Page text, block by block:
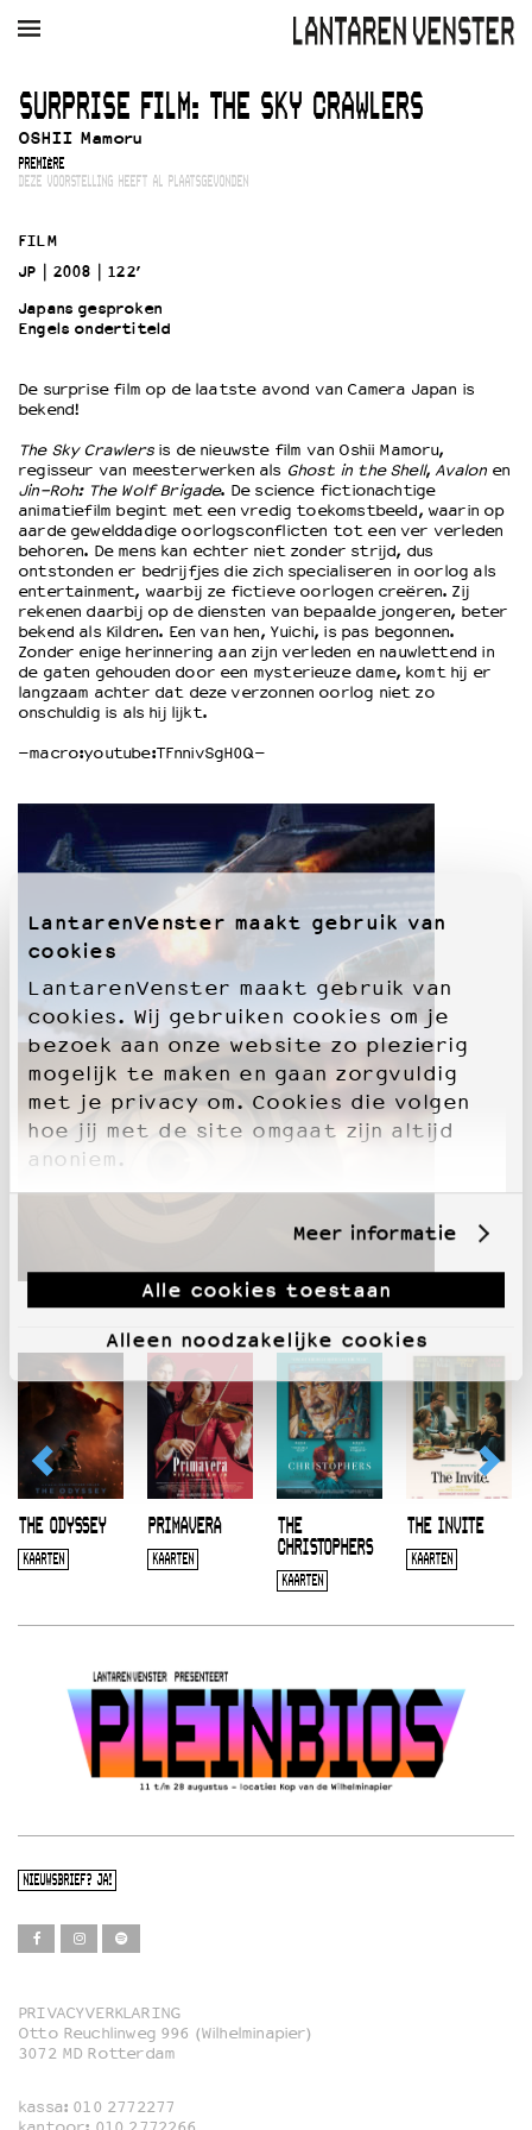
LantarenVenster maakt gebruik van
cookies
LantarenVenster maakt gebruik van
cookies. Wij gebruiken cookies om je
bezoek aan onze website zo plezierig
mogelijk te maken en gaan zorgvuldig
met je privacy om. Cookies die volgen
hoe jij met de site omgaat zijn altijd
anoniem.
Meer informatie
Alle cookies toestaan
Alleen noodzakelijke cookies
AGENDA FILM MUZIEK RESTAURANT VERHUUR
Winkelmandje
Zoek
Openingstijden & contact
Bereikbaarheid
EDUCATIE
Schoolvoorstellingen
Filmprogramma’s Primair Onderwijs
Filmprogramma’s VO/MBO
Speciale educatieprogramma’s
OVER LANTARENVENSTER
Wat we doen
Werken bij
Wie is wie
Word vriend
Partners
Integriteits- en gedragscode
Duurzaamheid
Culturele boycot Israël
Ruimte voor artistieke vrijheid – VNPF
SURPRISE FILM: THE SKY CRAWLERS
OSHII Mamoru
PREMIÈRE
DEZE VOORSTELLING HEEFT AL PLAATSGEVONDEN
FILM
JP
2008
122’
Japans gesproken
Engels ondertiteld
De surprise film op de laatste avond van Camera Japan is
bekend!
The Sky Crawlersis de nieuwste film van Oshii Mamoru,
regisseur van meesterwerken als Ghost in the Shell,Avalonen
Jin-Roh: The Wolf Brigade. De science fictionachtige
animatiefilm begint met een vredig toekomstbeeld, waarin op
aarde gewelddadige oorlogsconflicten tot een ver verleden
behoren. De mens kan echter niet zonder strijd, dus
ontstonden er bedrijfjes die zich specialiseren in oorlog als
entertainment, waarbij ze fictieve oorlogen creëren. Zij
rekenen daarbij op de diensten van bepaalde jongeren, beter
bekend als Kildren. Een van hen, Yuichi, is pas begonnen.
Zonder enige herinnering aan zijn verleden en nauwlettend in
de gaten gehouden door een mysterieuze dame, komt hij er
langzaam achter dat deze verzonnen oorlog niet zo
onschuldig is als hij lijkt.
–macro:youtube:TFnnivSgH0Q–
THE ODYSSEY
KAARTEN
PRIMAVERA
KAARTEN
THE
CHRISTOPHERS
KAARTEN
THE INVITE
KAARTEN
NIEUWSBRIEF? JA!
Film
Familie
PRIVACYVERKLARING
Otto Reuchlinweg 996 (Wilhelminapier)
3072 MD Rotterdam
kassa: 010 2772277